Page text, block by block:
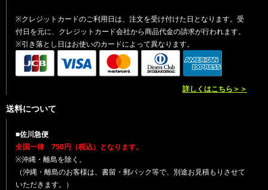
※クレジットカードのご利用日は、注文を受け付けた日となります。受
付日を元に、クレジットカード会社から商品代金の請求が行われます。
※引き落とし日はお使いのカードによって異なります。
詳しくはこちら＞＞
送料について
■佐川急便
全国一律 750円（税込）となります。
※沖縄・離島を除く。
（沖縄・離島のお客様は、書留・郵パック等で、別途お見積もりさせて
いただきます。）